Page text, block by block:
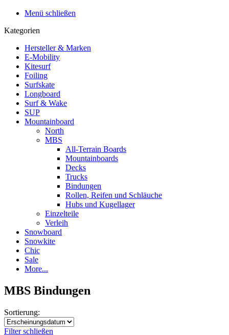
Menü schließen
Kategorien
Hersteller & Marken
E-Mobility
Kitesurf
Foiling
Surfskate
Longboard
Surf & Wake
SUP
Mountainboard
North
MBS
All-Terrain Boards
Mountainboards
Decks
Trucks
Bindungen
Rollen, Reifen und Schläuche
Hubs und Kugellager
Einzelteile
Verleih
Snowboard
Snowkite
Chic
Sale
More...
MBS Bindungen
Sortierung:
Filter schließen